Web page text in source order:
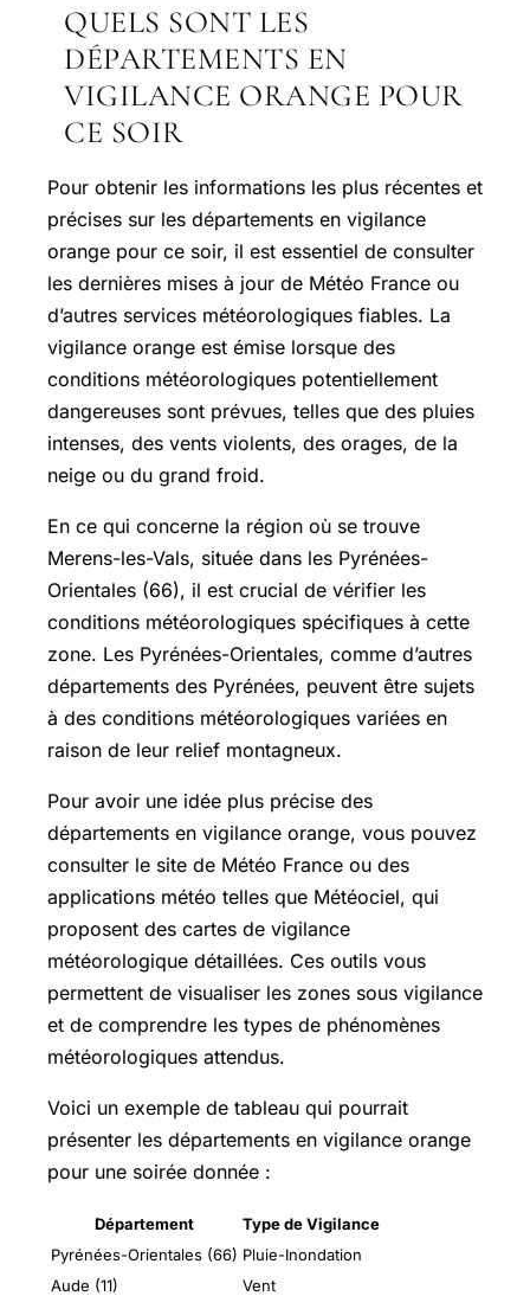
QUELS SONT LES
DÉPARTEMENTS EN
VIGILANCE ORANGE POUR
CE SOIR
Pour obtenir les informations les plus récentes et
précises sur les départements en vigilance
orange pour ce soir, il est essentiel de consulter
les dernières mises à jour de Météo France ou
d’autres services météorologiques fiables. La
vigilance orange est émise lorsque des
conditions météorologiques potentiellement
dangereuses sont prévues, telles que des pluies
intenses, des vents violents, des orages, de la
neige ou du grand froid.
En ce qui concerne la région où se trouve
Merens-les-Vals, située dans les Pyrénées-
Orientales (66), il est crucial de vérifier les
conditions météorologiques spécifiques à cette
zone. Les Pyrénées-Orientales, comme d’autres
départements des Pyrénées, peuvent être sujets
à des conditions météorologiques variées en
raison de leur relief montagneux.
Pour avoir une idée plus précise des
départements en vigilance orange, vous pouvez
consulter le site de Météo France ou des
applications météo telles que Météociel, qui
proposent des cartes de vigilance
météorologique détaillées. Ces outils vous
permettent de visualiser les zones sous vigilance
et de comprendre les types de phénomènes
météorologiques attendus.
Voici un exemple de tableau qui pourrait
présenter les départements en vigilance orange
pour une soirée donnée :
Département
Type de Vigilance
Pyrénées-Orientales (66) Pluie-Inondation
Aude (11)
Vent